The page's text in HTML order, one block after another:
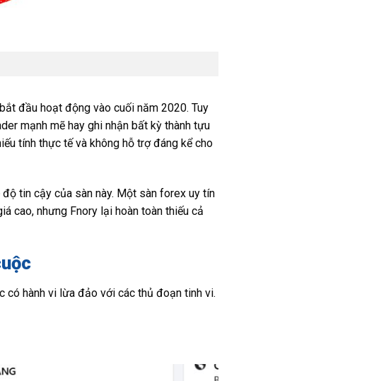
đầu hoạt động vào cuối năm 2020. Tuy
mạnh mẽ hay ghi nhận bất kỳ thành tựu
tính thực tế và không hỗ trợ đáng kể cho
tin cậy của sàn này. Một sàn forex uy tín
cao, nhưng Fnory lại hoàn toàn thiếu cả
có hành vi lừa đảo với các thủ đoạn tinh vi.